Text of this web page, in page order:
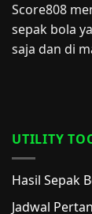
Score808
sepak bola
saja dan di
UTILITY
Hasil Sepak
Jadwal